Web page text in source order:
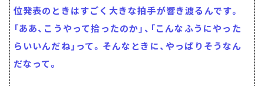
位発表のときはすごく大きな拍手が響き渡るんです。
「ああ、こうやって拾ったのか」、「こんなふうにやった
らいいんだね」って。そんなときに、やっぱりそうなん
だなって。